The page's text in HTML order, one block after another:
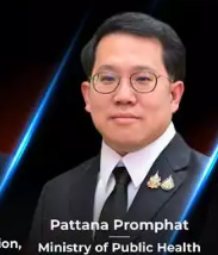
นที่สูงกว่าการขึ้นภาษี
ารเจรจา รวมถึงเพิ่ม
มีแนวโน้มออกคำสั่งพิ
งมากในสภาผู้แทนราษ
ยที่ผ่านสภาผู้แทนราษฎ
เลือกตั้งจะมีแนวโน้มต้